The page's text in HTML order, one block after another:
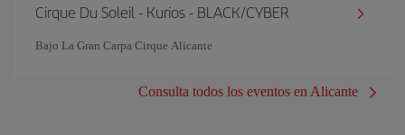
Cirque Du Soleil - Kurios - BLACK/CYBER
Bajo La Gran Carpa Cirque Alicante
Consulta todos los eventos en Alicante